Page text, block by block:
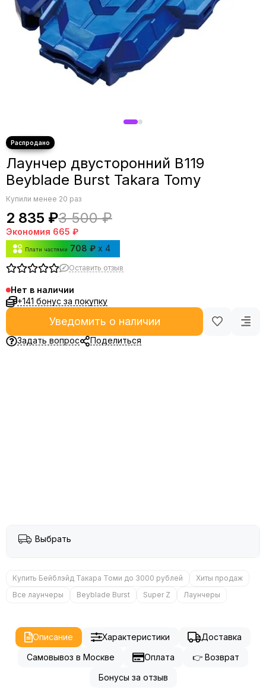
Лаунчер двусторонний B119
Beyblade Burst Takara Tomy
Купили менее 20 раз
2 835 ₽3 500 ₽
Экономия 665 ₽
Плати частями 708 ₽ x 4
Оставить отзыв
Нет в наличии
+141 бонус за покупку
Уведомить о наличии
Задать вопрос Поделиться
Выбрать
Купить Бейблэйд Такара Томи до 3000 рублей
Хиты продаж
Все лаунчеры
Beyblade Burst Super Z Лаунчеры
Описание Характеристики
Доставка
Самовывоз в Москве
Оплата
👉 Возврат
Бонусы за отзыв